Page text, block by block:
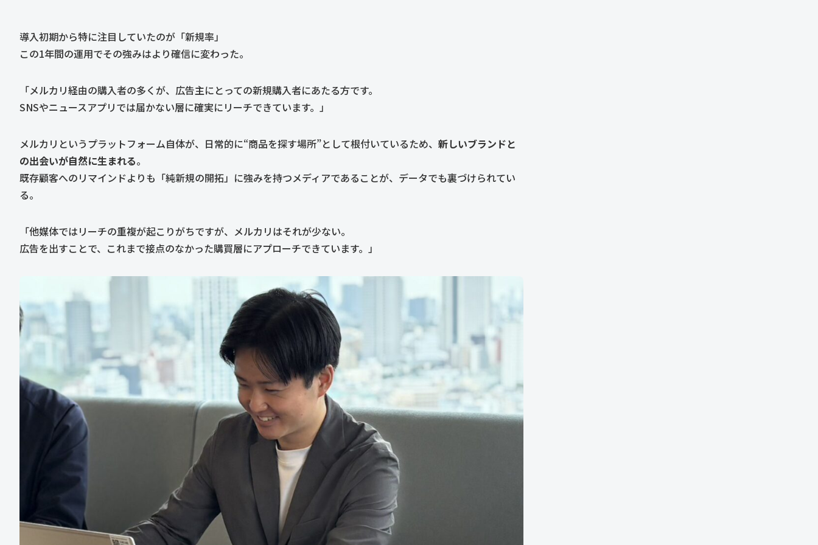
導入初期から特に注目していたのが「新規率」
この1年間の運用でその強みはより確信に変わった。
「メルカリ経由の購入者の多くが、広告主にとっての新規購入者にあたる方です。
SNSやニュースアプリでは届かない層に確実にリーチできています。」
メルカリというプラットフォーム自体が、日常的に“商品を探す場所”として根付いているため、 新しいブランドと
の出会いが自然に生まれる。
既存顧客へのリマインドよりも「純新規の開拓」に強みを持つメディアであることが、データでも裏づけられてい
る。
「他媒体ではリーチの重複が起こりがちですが、メルカリはそれが少ない。
広告を出すことで、これまで接点のなかった購買層にアプローチできています。」